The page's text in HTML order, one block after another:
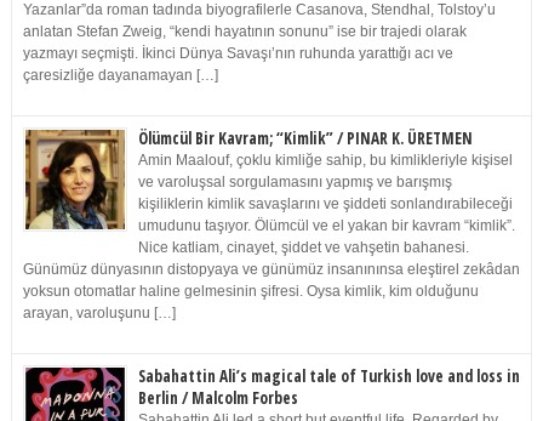
Yazanlar”da roman tadında biyografilerle Casanova, Stendhal, Tolstoy’u
anlatan Stefan Zweig, “kendi hayatının sonunu” ise bir trajedi olarak
yazmayı seçmişti. İkinci Dünya Savaşı’nın ruhunda yarattığı acı ve
çaresizliğe dayanamayan […]
Ölümcül Bir Kavram; “Kimlik” / PINAR K. ÜRETMEN
Amin Maalouf, çoklu kimliğe sahip, bu kimlikleriyle kişisel
ve varoluşsal sorgulamasını yapmış ve barışmış
kişiliklerin kimlik savaşlarını ve şiddeti sonlandırabileceği
umudunu taşıyor. Ölümcül ve el yakan bir kavram “kimlik”.
Nice katliam, cinayet, şiddet ve vahşetin bahanesi.
Günümüz dünyasının distopyaya ve günümüz insanınınsa eleştirel zekâdan
yoksun otomatlar haline gelmesinin şifresi. Oysa kimlik, kim olduğunu
arayan, varoluşunu […]
Sabahattin Ali’s magical tale of Turkish love and loss in
Berlin / Malcolm Forbes